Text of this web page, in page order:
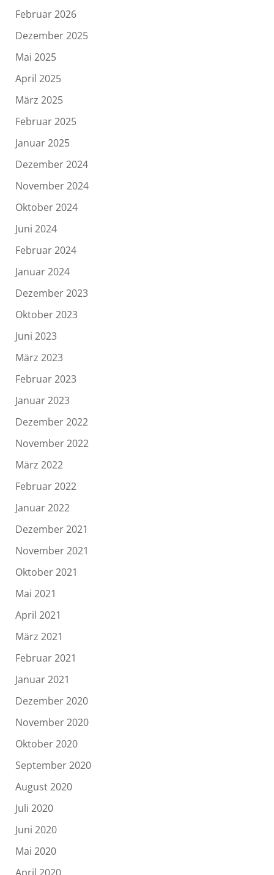
Februar 2026
Dezember 2025
Mai 2025
April 2025
März 2025
Februar 2025
Januar 2025
Dezember 2024
November 2024
Oktober 2024
Juni 2024
Februar 2024
Januar 2024
Dezember 2023
Oktober 2023
Juni 2023
März 2023
Februar 2023
Januar 2023
Dezember 2022
November 2022
März 2022
Februar 2022
Januar 2022
Dezember 2021
November 2021
Oktober 2021
Mai 2021
April 2021
März 2021
Februar 2021
Januar 2021
Dezember 2020
November 2020
Oktober 2020
September 2020
August 2020
Juli 2020
Juni 2020
Mai 2020